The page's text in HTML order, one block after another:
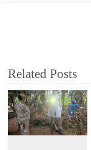
Related Posts